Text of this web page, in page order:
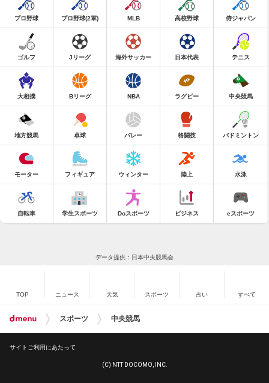
プロ野球 プロ野球(2軍) MLB 高校野球 侍ジャパン
ゴルフ Jリーグ 海外サッカー 日本代表 テニス
大相撲 Bリーグ NBA ラグビー 中央競馬
地方競馬 卓球 バレー 格闘技 バドミントン
モーター フィギュア ウィンター 陸上 水泳
自転車 学生スポーツ Doスポーツ ビジネス eスポーツ
データ提供：日本中央競馬会
TOP ニュース 天気 スポーツ 占い すべて
スポーツ 中央競馬
サイトご利用にあたって
(C) NTT DOCOMO, INC.